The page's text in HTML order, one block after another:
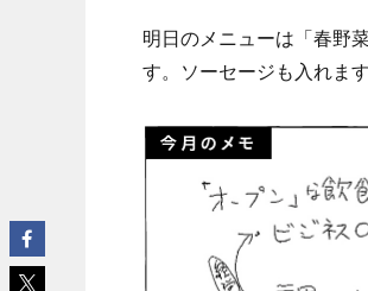
明日のメニューは「春野
す。ソーセージも入れます